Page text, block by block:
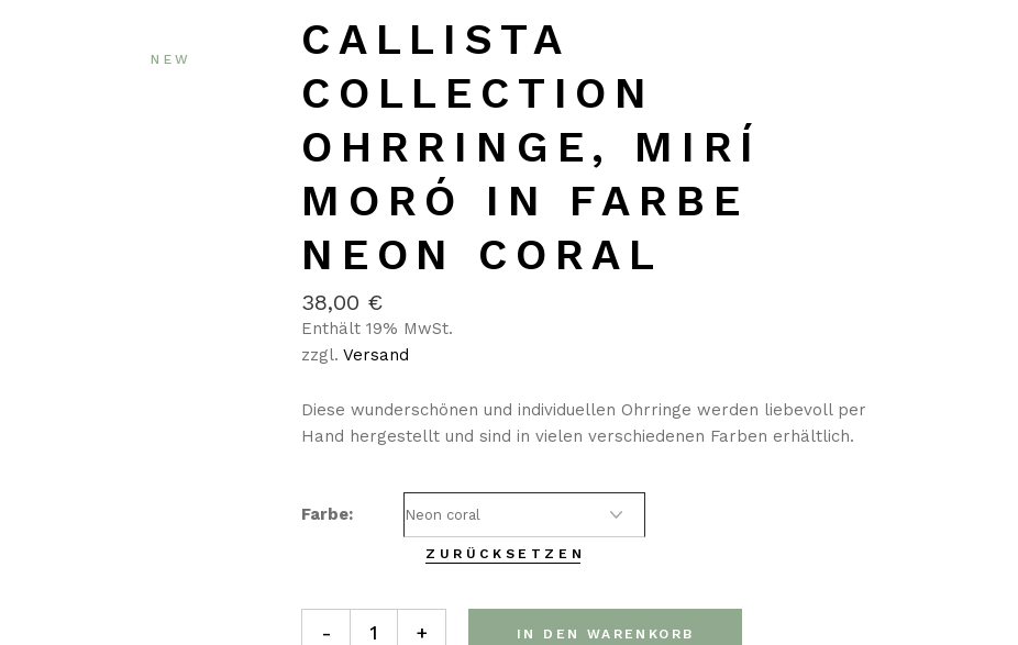
NEW
CALLISTA
COLLECTION
OHRRINGE, MIRÍ
MORÓ IN FARBE
NEON CORAL
38,00 €
Enthält 19% MwSt.
zzgl. Versand
Diese wunderschönen und individuellen Ohrringe werden liebevoll per
Hand hergestellt und sind in vielen verschiedenen Farben erhältlich.
Farbe
ZURÜCKSETZEN
Callista Collection Ohrringe, mirí moró quantity
- + IN DEN WARENKORB